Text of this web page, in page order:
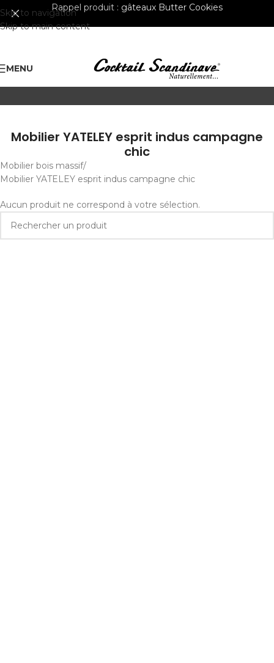
Skip to navigation
Skip to main content
Rappel produit : gâteaux Butter Cookies
MENU
Mobilier YATELEY esprit indus campagne
chic
Mobilier bois massif
Mobilier YATELEY esprit indus campagne chic
Aucun produit ne correspond à votre sélection.